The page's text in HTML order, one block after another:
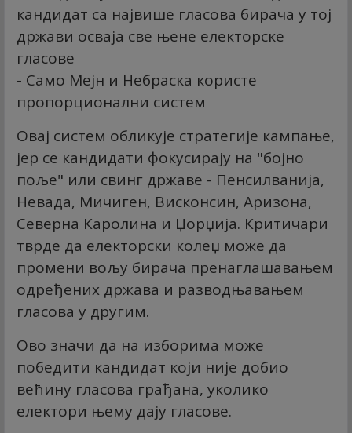
кандидат са највише гласова бирача у тој
држави осваја све њене електорске
гласове
- Само Мејн и Небраска користе
пропорционални систем
Овај систем обликује стратегије кампање,
јер се кандидати фокусирају на "бојно
поље" или свинг државе - Пенсилванија,
Невада, Мичиген, Висконсин, Аризона,
Северна Каролина и Џорџија. Критичари
тврде да електорски колеџ може да
промени вољу бирача пренаглашавањем
одређених држава и разводњавањем
гласова у другим.
Ово значи да на изборима може
победити кандидат који није добио
већину гласова грађана, уколико
електори њему дају гласове.